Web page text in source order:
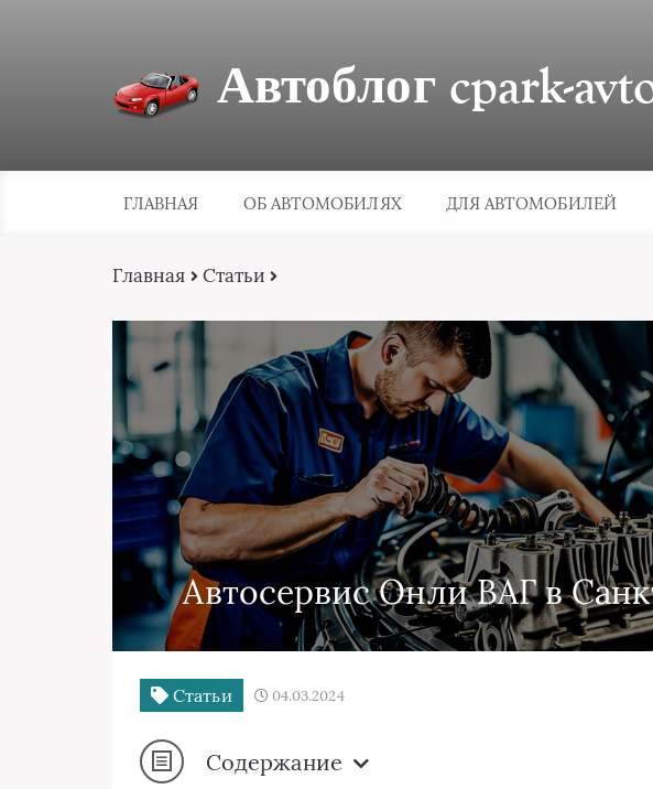
Автоблог cpark-
ГЛАВНАЯ ОБ АВТОМОБИЛЯХ ДЛЯ АВТОМОБИЛЕЙ
Главная Статьи
Автосервис Онли ВАГ в
Статьи 04.03.2024
Содержание